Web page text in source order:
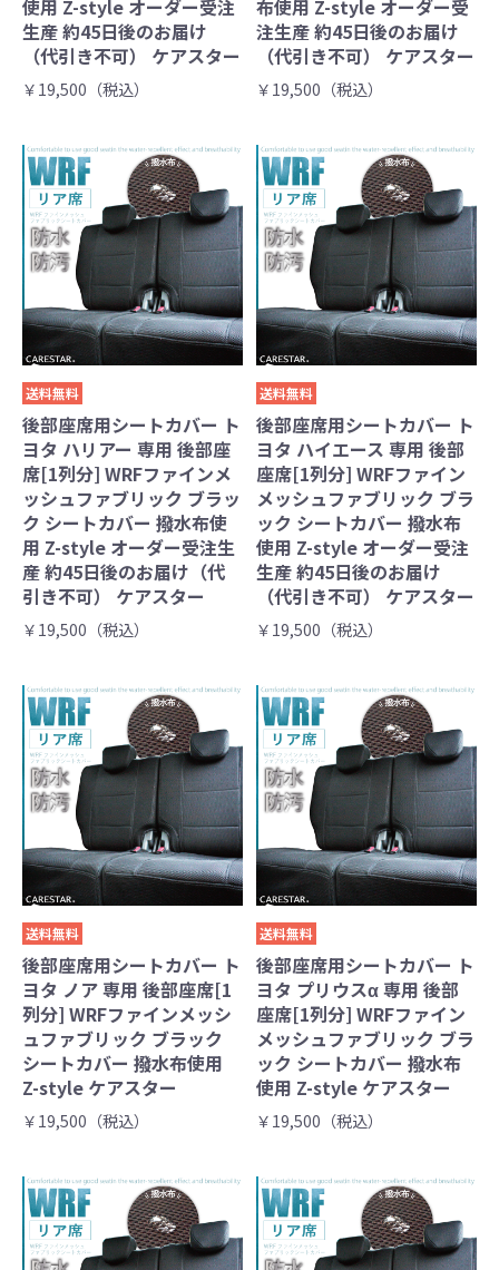
使用 Z-style オーダー受注
生産 約45日後のお届け
（代引き不可） ケアスター
￥19,500（税込）
布使用 Z-style オーダー受
注生産 約45日後のお届け
（代引き不可） ケアスター
￥19,500（税込）
送料無料
後部座席用シートカバー ト
ヨタ ハリアー 専用 後部座
席[1列分] WRFファインメ
ッシュファブリック ブラッ
ク シートカバー 撥水布使
用 Z-style オーダー受注生
産 約45日後のお届け（代
引き不可） ケアスター
￥19,500（税込）
送料無料
後部座席用シートカバー ト
ヨタ ハイエース 専用 後部
座席[1列分] WRFファイン
メッシュファブリック ブラ
ック シートカバー 撥水布
使用 Z-style オーダー受注
生産 約45日後のお届け
（代引き不可） ケアスター
￥19,500（税込）
送料無料
後部座席用シートカバー ト
ヨタ ノア 専用 後部座席[1
列分] WRFファインメッシ
ュファブリック ブラック
シートカバー 撥水布使用
Z-style ケアスター
￥19,500（税込）
送料無料
後部座席用シートカバー ト
ヨタ プリウスα 専用 後部
座席[1列分] WRFファイン
メッシュファブリック ブラ
ック シートカバー 撥水布
使用 Z-style ケアスター
￥19,500（税込）